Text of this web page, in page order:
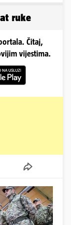
ruke
Čitaj,
vijestima.